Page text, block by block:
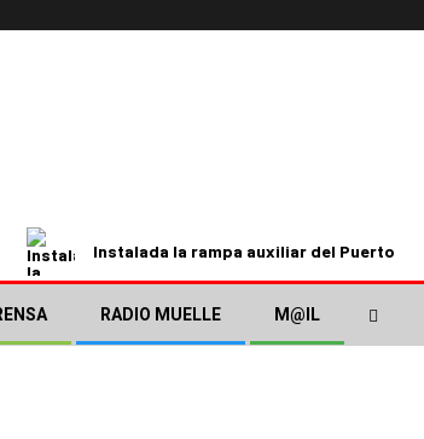
Instalada la rampa auxiliar del Puerto de
RADIO MUELLE M@IL